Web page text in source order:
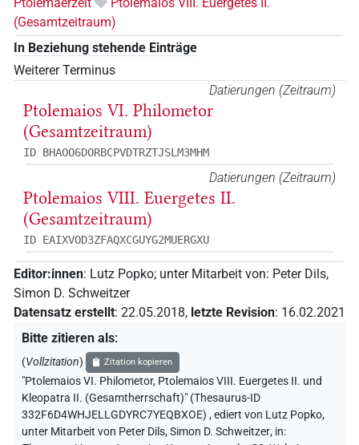
(Gesamtzeitraum)
In Beziehung stehende Einträge
Weiterer Terminus
Datierungen (Zeitraum)
Ptolemaios VI. Philometor
(Gesamtzeitraum)
ID BHAOO6DORBCPVDTRZTJSLM3MHM
Datierungen (Zeitraum)
Ptolemaios VIII. Euergetes II.
(Gesamtzeitraum)
ID EAIXVOD3ZFAQXCGUYG2MUERGXU
Editor:innen: Lutz Popko; unter Mitarbeit von: Peter Dils,
Simon D. Schweitzer
Datensatz erstellt: 22.05.2018, letzte Revision: 16.02.2021
Bitte zitieren als:
(Vollzitation) Zitation kopieren
"Ptolemaios VI. Philometor, Ptolemaios VIII. Euergetes II. und
Kleopatra II. (Gesamtherrschaft)" (Thesaurus-ID
332F6D4WHJELLGDYRC7YEQBXOE) ,ediert von Lutz Popko,
unter Mitarbeit von Peter Dils,Simon D. Schweitzer, in: